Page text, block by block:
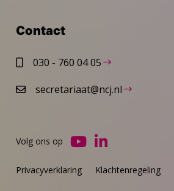
Contact
030 - 760 04 05
secretariaat@ncj.nl
Privacyverklaring Klachtenregeling
Volg ons op
Ga
YouTube
Ga
LinkedIn